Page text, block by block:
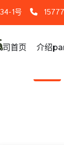
1号
司首页 介绍